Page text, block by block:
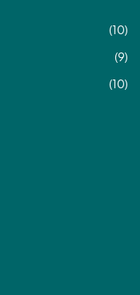
(10)
(9)
(10)